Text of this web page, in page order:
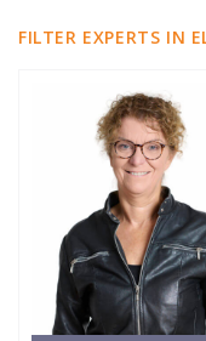
FILTER EXPERTS IN